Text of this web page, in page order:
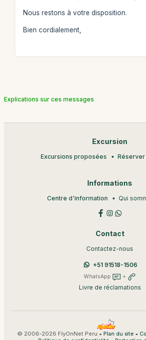
Nous restons à votre disposition.
Bien cordialement,
Explications sur ces messages
Excursion
Excursions proposées
Informations
Centre d'information Qui
Contact
Contactez-nous
+51 91518-1506
WhatsApp +
Livre de réclamations
© 2006-2026 FlyOnNet Peru • Plan du site•